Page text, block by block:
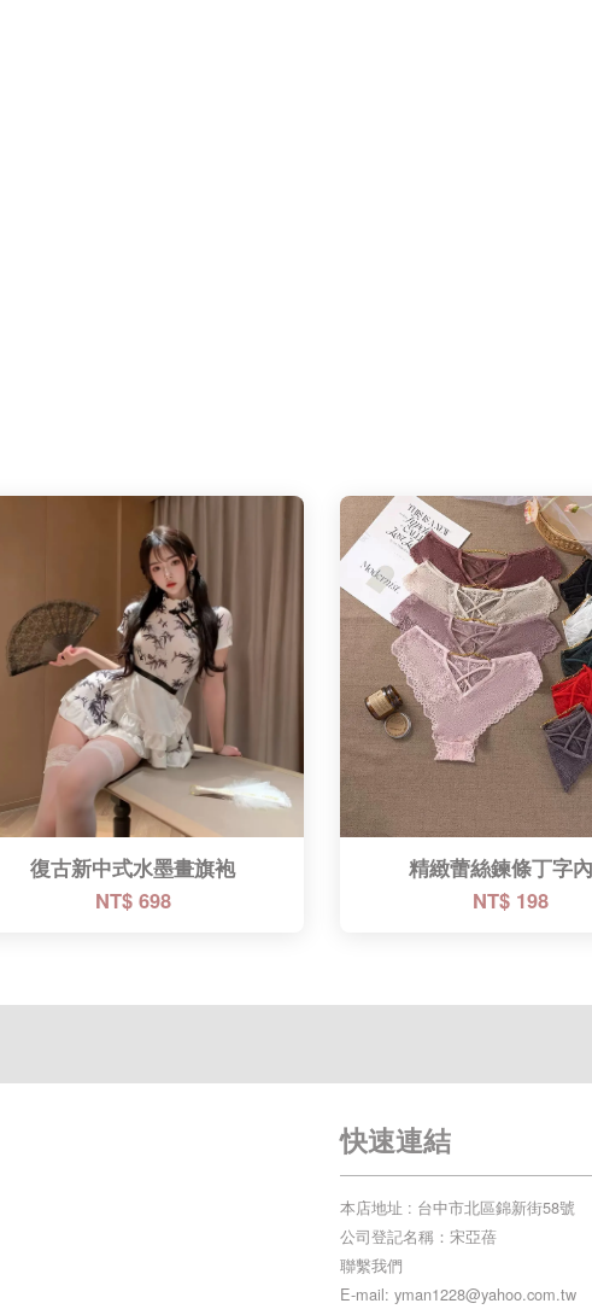
復古新中式水墨畫旗袍
NT$ 698
精緻蕾絲鍊條丁字
NT$ 198
快速連結
本店地址 : 台中市北區錦新街58號
公司登記名稱：宋亞蓓
聯繫我們
E-mail: yman1228@yahoo.com.tw